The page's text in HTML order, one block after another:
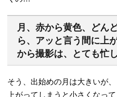
月、赤から黄色、どん
ら、アッと言う間に上
から撮影は、とても忙
そう、出始めの月は大きいが、
上がってしまうと小さくなって